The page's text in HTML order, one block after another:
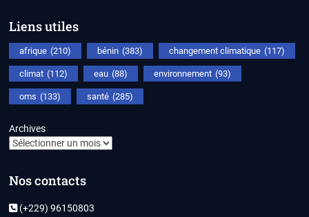
Liens utiles
afrique (210) bénin (383) changement climatique (117)
climat (112) eau (88) environnement (93)
oms (133) santé (285)
Archives
Nos contacts
(+229) 96150803